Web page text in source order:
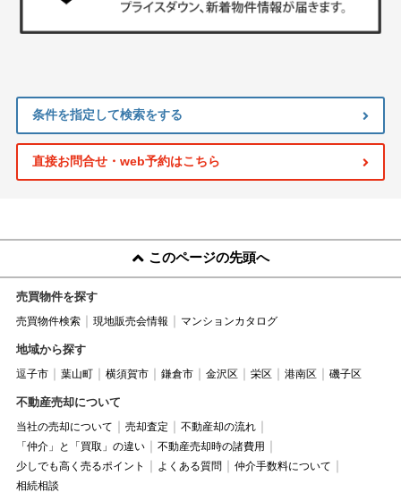
条件を指定して検索をする
直接お問合せ・web予約はこちら
このページの先頭へ
売買物件を探す
売買物件検索 現地販売会情報 マンションカタログ
地域から探す
逗子市 葉山町 横須賀市 鎌倉市 金沢区 栄区 港南区 磯子区
不動産売却について
当社の売却について 売却査定
不動産却の流れ
「仲介」と「買取」の違い
不動産売却時の諸費用
少しでも高く売るポイント
よくある質問
仲介手数料について
相続相談